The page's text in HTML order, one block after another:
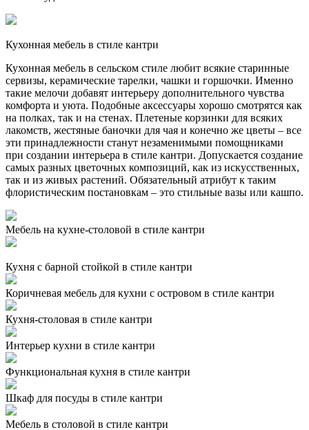
Кухонная мебель в стиле кантри
Кухонная мебель в сельском стиле любит всякие старинные
сервизы, керамические тарелки, чашки и горшочки. Именно
такие мелочи добавят интерьеру дополнительного чувства
комфорта и уюта. Подобные аксессуары хорошо смотрятся как
на полках, так и на стенах. Плетеные корзинки для всяких
лакомств, жестяные баночки для чая и конечно же цветы – все
эти принадлежности станут незаменимыми помощниками
при создании интерьера в стиле кантри. Допускается создание
самых разных цветочных композиций, как из искусственных,
так и из живых растений. Обязательный атрибут к таким
флористическим постановкам – это стильные вазы или кашпо.
Мебель на кухне-столовой в стиле кантри
Кухня с барной стойкой в стиле кантри
Коричневая мебель для кухни с островом в стиле кантри
Кухня-столовая в стиле кантри
Интерьер кухни в стиле кантри
Функциональная кухня в стиле кантри
Шкаф для посуды в стиле кантри
Мебель в столовой в стиле кантри